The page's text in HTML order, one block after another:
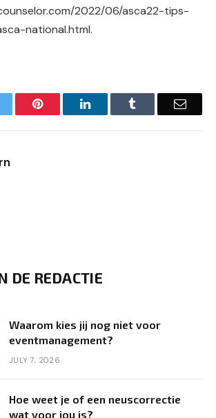
2022/06/asca22-tips-
national.html.
Pinterest LinkedIn Email
DE REDACTIE
Waarom kies jij nog niet voor
eventmanagement?
JULY 7, 2026
Hoe weet je of een neuscorrectie
wat voor jou is?